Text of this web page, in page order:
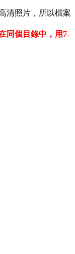
清照片，所以檔案
同個目錄中，用7-